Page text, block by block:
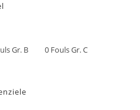
Gr. B 0 Fouls Gr. C